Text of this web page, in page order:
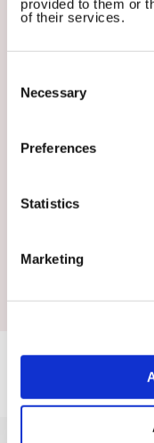
provided to them or
of their services.
Selection
Necessary
Preferences
Statistics
Marketing